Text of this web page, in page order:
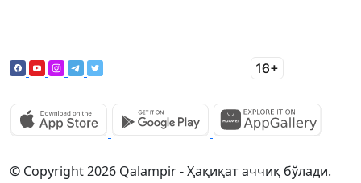
© Copyright 2026 Qalampir - Ҳақиқат аччиқ бўлади.